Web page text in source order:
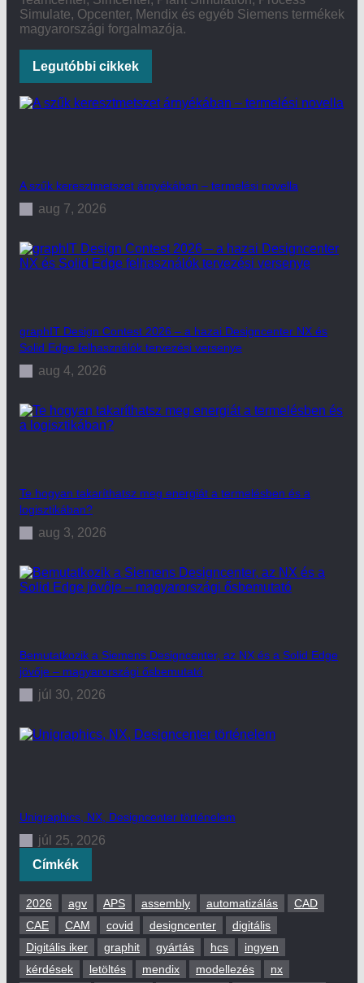
Simulate, Opcenter, Mendix és egyéb Siemens termékek
magyarországi forgalmazója.
Legutóbbi cikkek
A szűk keresztmetszet árnyékában – termelési novella
aug 7, 2026
graphIT Design Contest 2026 – a hazai Designcenter NX és
Solid Edge felhasználók tervezési versenye
aug 4, 2026
Te hogyan takaríthatsz meg energiát a termelésben és a
logisztikában?
aug 3, 2026
Bemutatkozik a Siemens Designcenter, az NX és a Solid Edge
jövője – magyarországi ősbemutató
júl 30, 2026
Unigraphics, NX, Designcenter történelem
júl 25, 2026
Címkék
2026 agv APS assembly automatizálás
CAD
CAE
CAM covid designcenter
digitális
Digitális iker
graphit gyártás hcs
ingyen
kérdések
letöltés mendix modellezés
nx